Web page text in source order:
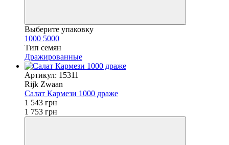
Выберите упаковку
1000 5000
Тип семян
Дражированные
Артикул: 15311
Rijk Zwaan
Салат Кармези 1000 драже
1 543 грн
1 753 грн